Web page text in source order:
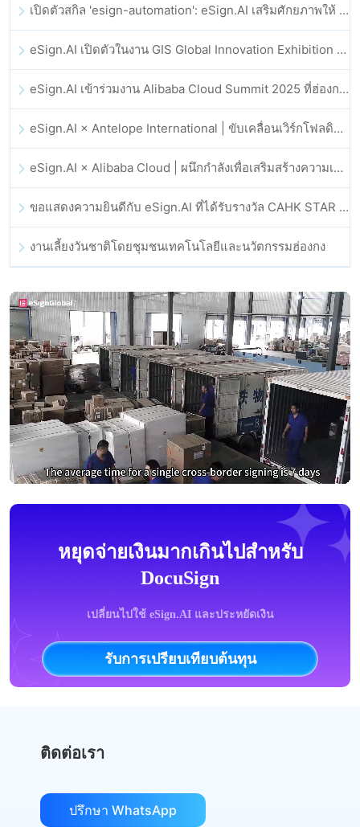
เปิดตัวสกิล 'esign-automation': eSign.AI เสริมศักยภาพให้ OpenClaw ด้วยลายเซ็นอิเล็กทรอนิกส์อัตโนมัติ
eSign.AI เปิดตัวในงาน GIS Global Innovation Exhibition 2025
eSign.AI เข้าร่วมงาน Alibaba Cloud Summit 2025 ที่ฮ่องกง เพื่อขับเคลื่อนนวัตกรรมคลาวด์ที่ขับเคลื่อนด้วย AI และความเชื่อมั่นทางดิจิทัล
eSign.AI × Antelope International | ขับเคลื่อนเวิร์กโฟลดิจิทัลที่ปลอดภัยและขับเคลื่อนด้วย AI
eSign.AI × Alibaba Cloud | ผนึกกำลังเพื่อเสริมสร้างความเชื่อมั่นดิจิทัลระดับโลกสำหรับฟินเทค
ขอแสดงความยินดีกับ eSign.AI ที่ได้รับรางวัล CAHK STAR Award 2025
งานเลี้ยงวันชาติโดยชุมชนเทคโนโลยีและนวัตกรรมฮ่องกง
หยุดจ่ายเงินมากเกินไปสำหรับ
DocuSign
เปลี่ยนไปใช้ eSign.AI และประหยัดเงิน
รับการเปรียบเทียบต้นทุน
ติดต่อเรา
ปรึกษา WhatsApp